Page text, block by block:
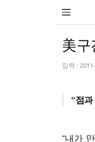
美
입력 :
“점
“내가